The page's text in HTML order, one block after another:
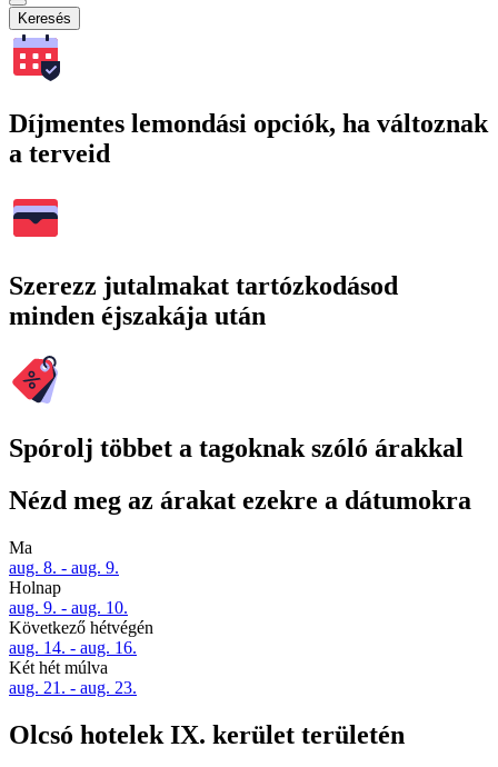
Keresés
Díjmentes lemondási opciók, ha változnak
a terveid
Szerezz jutalmakat tartózkodásod
minden éjszakája után
Spórolj többet a tagoknak szóló árakkal
Nézd meg az árakat ezekre a dátumokra
Ma
aug. 8. - aug. 9.
Holnap
aug. 9. - aug. 10.
Következő hétvégén
aug. 14. - aug. 16.
Két hét múlva
aug. 21. - aug. 23.
Olcsó hotelek IX. kerület területén